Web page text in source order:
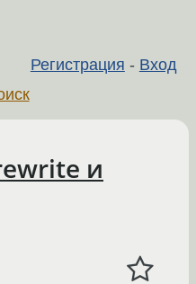
Регистрация - Вход
и